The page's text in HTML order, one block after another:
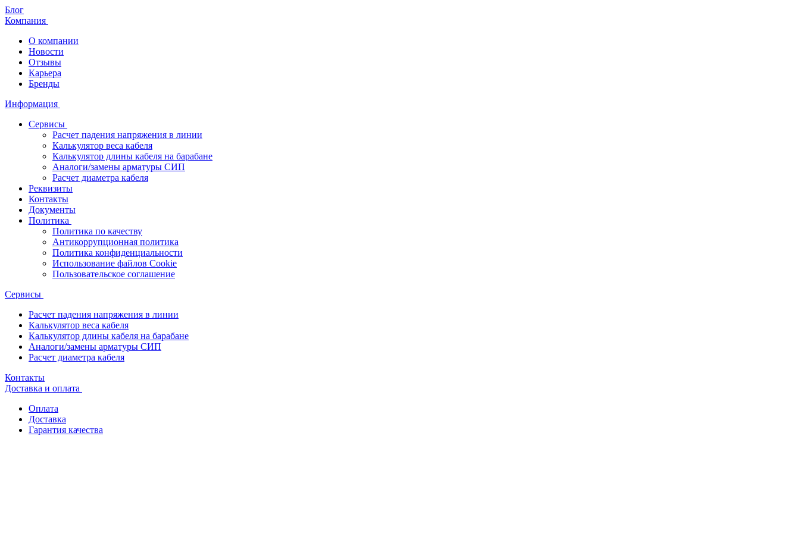
Блог
Компания
О компании
Новости
Отзывы
Карьера
Бренды
Информация
Сервисы
Расчет падения напряжения в линии
Калькулятор веса кабеля
Калькулятор длины кабеля на барабане
Аналоги/замены арматуры СИП
Расчет диаметра кабеля
Реквизиты
Контакты
Документы
Политика
Политика по качеству
Антикоррупционная политика
Политика конфиденциальности
Использование файлов Cookie
Пользовательское соглашение
Сервисы
Расчет падения напряжения в линии
Калькулятор веса кабеля
Калькулятор длины кабеля на барабане
Аналоги/замены арматуры СИП
Расчет диаметра кабеля
Контакты
Доставка и оплата
Оплата
Доставка
Гарантия качества